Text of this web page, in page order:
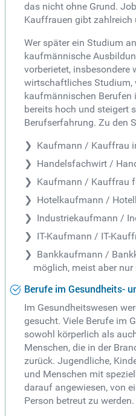
das nicht ohne Grund.
Kauffrauen gibt zahlreich
Wer später ein Studium
kaufmännische
vorberietet, insbesondere
wirtschaftliches Studium,
kaufmännischen Berufen
bereits hoch und steigert
Berufserfahrung. Zu den
Kaufmann / Kauffrau
Handelsfachwirt /
Kaufmann / Kauffrau
Hotelkaufmann /
Industriekaufmann /
IT-Kaufmann / IT-
Bankkaufmann /
möglich, meist aber
Berufe im Gesundheits-
Im Gesundheitswesen
gesucht. Viele Berufe im
sowohl körperlich als
Menschen, die in der
zurück. Jugendliche,
und Menschen mit
darauf angewiesen, von
Person betreut zu werden.